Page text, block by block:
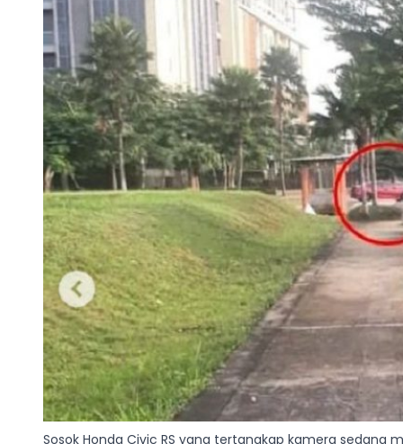
Sosok Honda Civic RS yang tertangkap kamera sedang